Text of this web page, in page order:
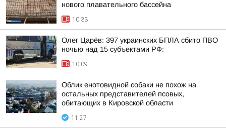
нового плавательного бассейна
10:33
Олег Царёв: 397 украинских БПЛА сбито ПВО
ночью над 15 субъектами РФ:
10:09
Облик енотовидной собаки не похож на
остальных представителей псовых,
обитающих в Кировской области
11:27